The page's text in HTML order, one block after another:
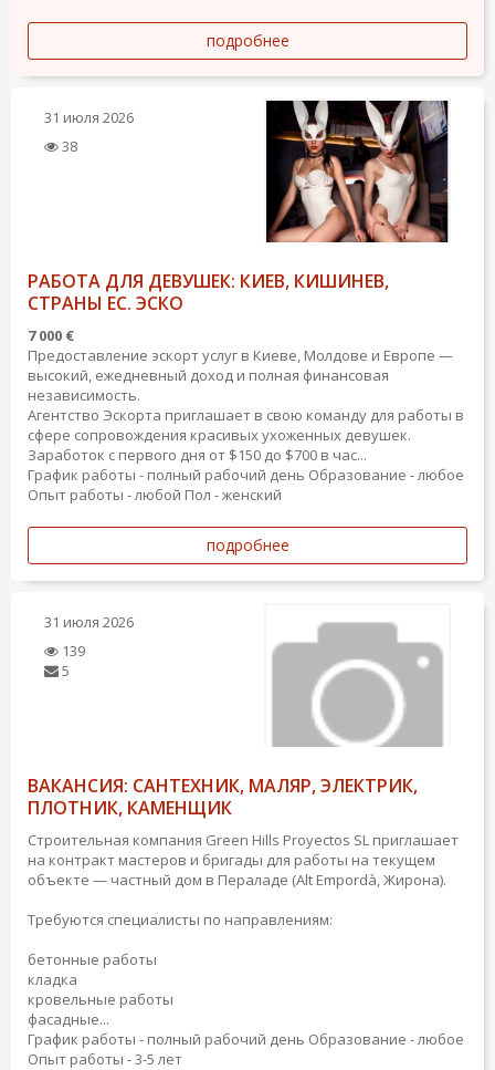
подробнее
31 июля 2026
38
РАБОТА ДЛЯ ДЕВУШЕК: КИЕВ, КИШИНЕВ,
СТРАНЫ ЕС. ЭСКО
7 000 €
Предоставление эскорт услуг в Киеве, Молдове и Европе —
высокий, ежедневный доход и полная финансовая
независимость.
Агентство Эскорта приглашает в свою команду для работы в
сфере сопровождения красивых ухоженных девушек.
Заработок с первого дня от $150 до $700 в час...
График работы - полный рабочий день Образование - любое
Опыт работы - любой Пол - женский
подробнее
31 июля 2026
139
5
ВАКАНСИЯ: САНТЕХНИК, МАЛЯР, ЭЛЕКТРИК,
ПЛОТНИК, КАМЕНЩИК
Строительная компания Green Hills Proyectos SL приглашает
на контракт мастеров и бригады для работы на текущем
объекте — частный дом в Пераладе (Alt Empordà, Жирона).
Требуются специалисты по направлениям:
бетонные работы
кладка
кровельные работы
фасадные...
График работы - полный рабочий день Образование - любое
Опыт работы - 3-5 лет